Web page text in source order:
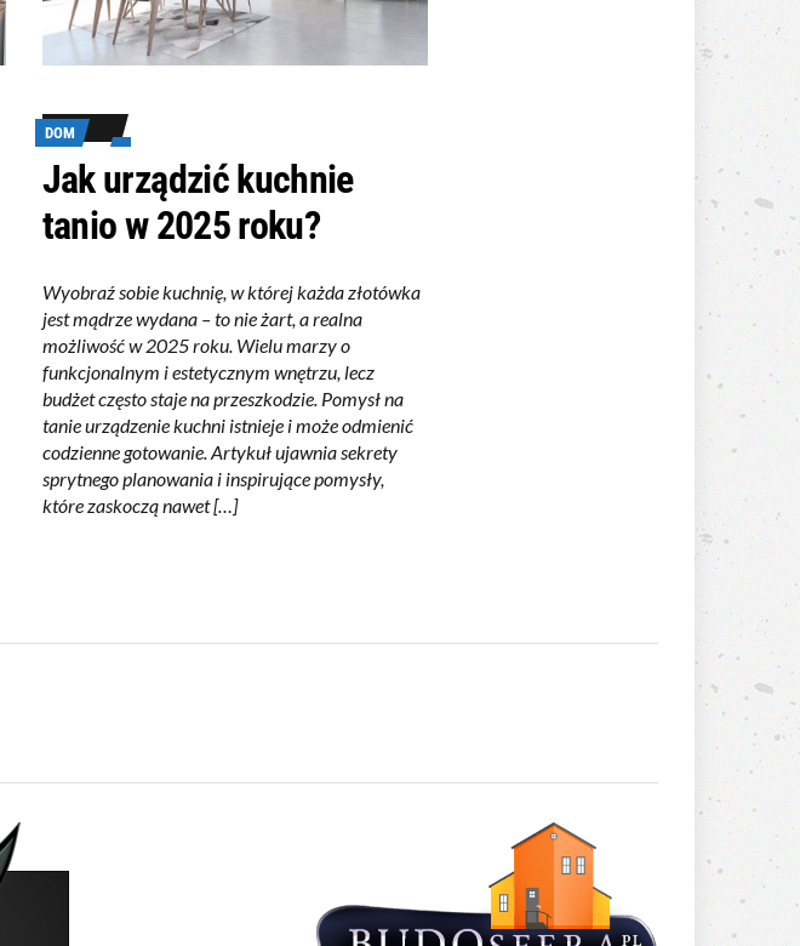
DOM
Jak urządzić kuchnie
tanio w 2025 roku?
Wyobraź sobie kuchnię, w której każda złotówka
jest mądrze wydana – to nie żart, a realna
możliwość w 2025 roku. Wielu marzy o
funkcjonalnym i estetycznym wnętrzu, lecz
budżet często staje na przeszkodzie. Pomysł na
tanie urządzenie kuchni istnieje i może odmienić
codzienne gotowanie. Artykuł ujawnia sekrety
sprytnego planowania i inspirujące pomysły,
które zaskoczą nawet […]